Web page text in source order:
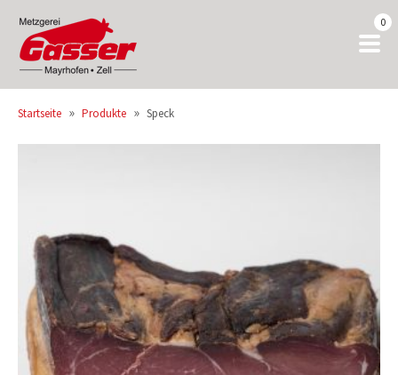
0
Startseite » Produkte » Speck